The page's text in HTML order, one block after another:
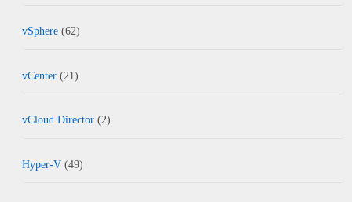
vSphere (62)
vCenter (21)
vCloud Director (2)
Hyper-V (49)